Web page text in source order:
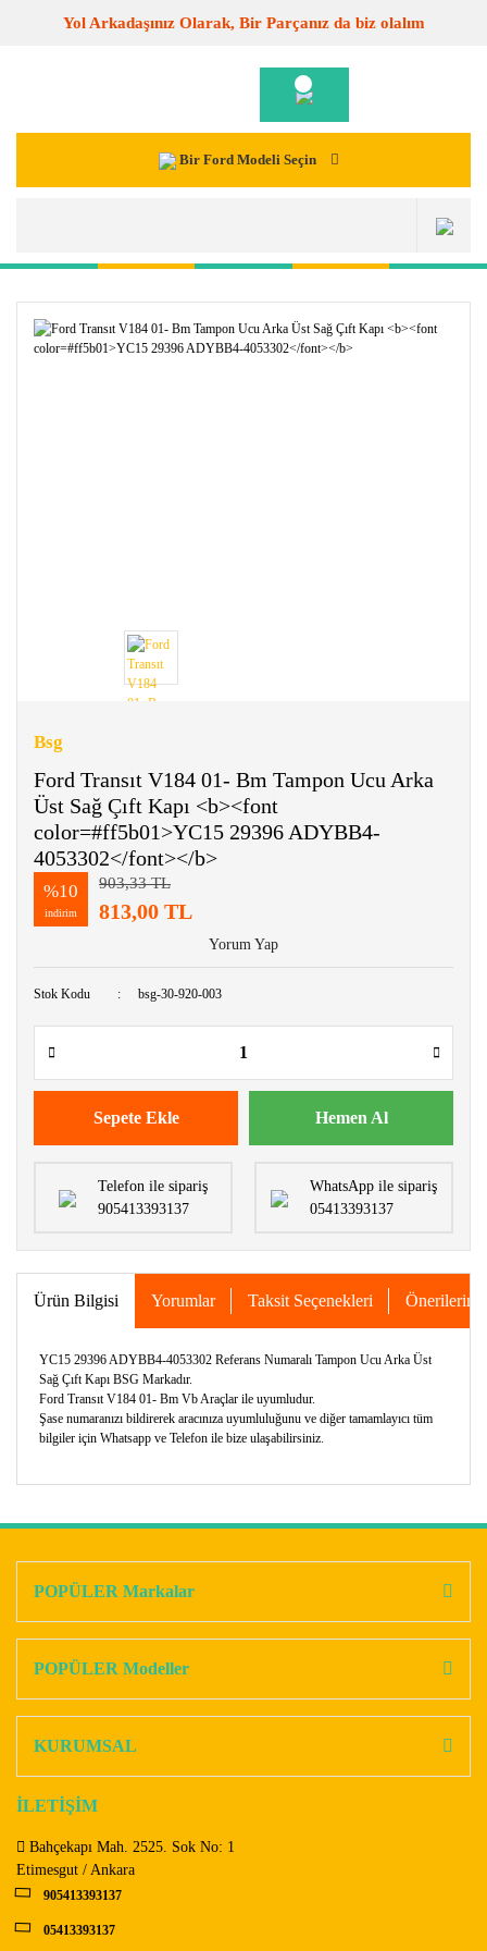
Yol Arkadaşınız Olarak, Bir Parçanız da biz olalım
Bir Ford Modeli Seçin
Bsg
Ford Transıt V184 01- Bm Tampon Ucu Arka
Üst Sağ Çıft Kapı <b><font
color=#ff5b01>YC15 29396 ADYBB4-
4053302</font></b>
%10
indirim
903,33 TL
813,00 TL
Yorum Yap
Stok Kodu bsg-30-920-003
Sepete Ekle Hemen Al
Telefon ile sipariş
905413393137
WhatsApp ile sipariş
05413393137
Ürün Bilgisi Yorumlar Taksit Seçenekleri Önerileriniz
YC15 29396 ADYBB4-4053302 Referans Numaralı Tampon Ucu Arka Üst
Sağ Çıft Kapı BSG Markadır.
Ford Transıt V184 01- Bm Vb Araçlar ile uyumludur.
Şase numaranızı bildirerek aracınıza uyumluluğunu ve diğer tamamlayıcı tüm
bilgiler için Whatsapp ve Telefon ile bize ulaşabilirsiniz.
Ürün açıklamasında eksik bilgiler bulunuyor.
Bu ürüne benzer farklı alternatifler olmalı.
POPÜLER Markalar
POPÜLER Modeller
KURUMSAL
İLETİŞİM
Bahçekapı Mah. 2525. Sok No: 1
Etimesgut / Ankara
905413393137
05413393137